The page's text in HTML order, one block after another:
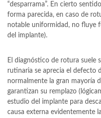
“desparrama”. En cierto
forma parecida, en caso de
notable uniformidad, no fluye
del implante).
El diagnóstico de rotura suele
rutinaria se aprecia el defecto
normalmente la gran mayoría
garantizan su remplazo
estudio del implante para
causa externa evidentemente